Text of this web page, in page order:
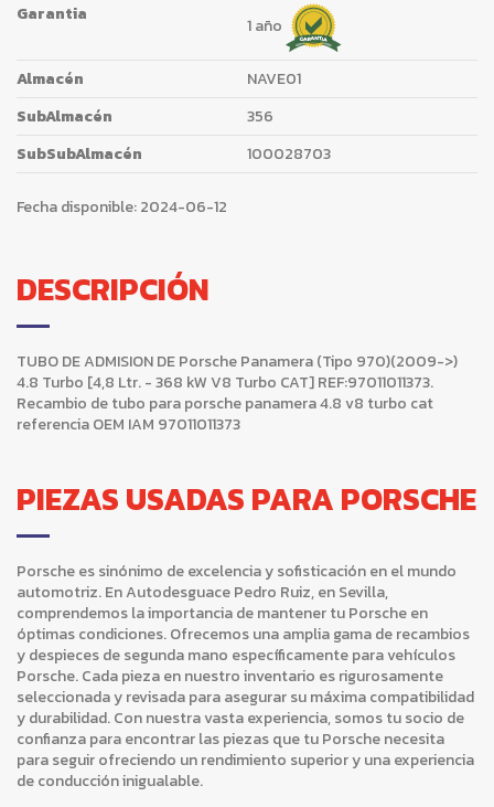
Garantia
1 año
Almacén
NAVE01
SubAlmacén
356
SubSubAlmacén
100028703
Fecha disponible:2024-06-12
DESCRIPCIÓN
TUBO DE ADMISION DE Porsche Panamera (Tipo 970)(2009->)
4.8 Turbo [4,8 Ltr. - 368 kW V8 Turbo CAT] REF:97011011373.
Recambio de tubo para porsche panamera 4.8 v8 turbo cat
referencia OEM IAM 97011011373
PIEZAS USADAS PARA PORSCHE
Porsche es sinónimo de excelencia y sofisticación en el mundo
automotriz. En Autodesguace Pedro Ruiz, en Sevilla,
comprendemos la importancia de mantener tu Porsche en
óptimas condiciones. Ofrecemos una amplia gama de recambios
y despieces de segunda mano específicamente para vehículos
Porsche. Cada pieza en nuestro inventario es rigurosamente
seleccionada y revisada para asegurar su máxima compatibilidad
y durabilidad. Con nuestra vasta experiencia, somos tu socio de
confianza para encontrar las piezas que tu Porsche necesita
para seguir ofreciendo un rendimiento superior y una experiencia
de conducción inigualable.